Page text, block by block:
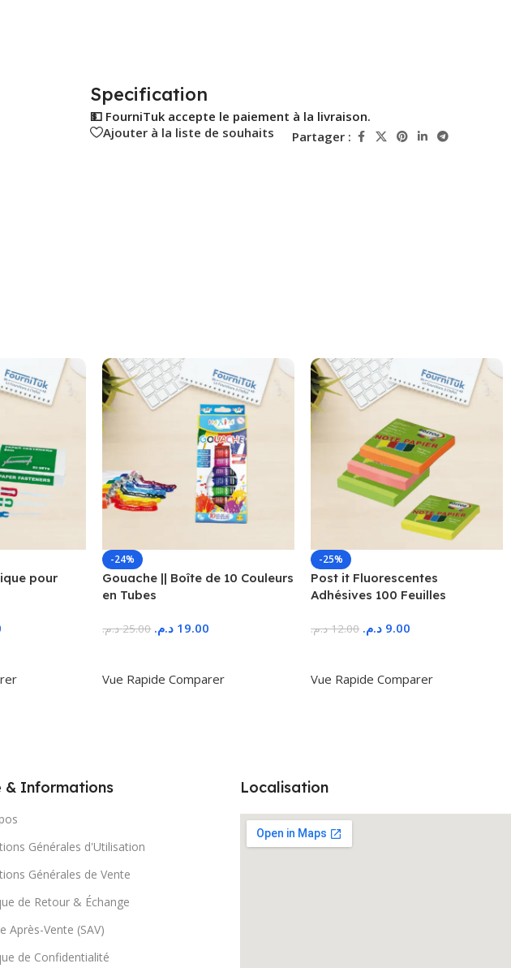
Specification
💵 FourniTuk accepte le paiement à la livraison.
Ajouter à la liste de souhaits
Partager :
pour
-24%
Gouache || Boîte de 10 Couleurs
en Tubes
25.00 د.م. 19.00 د.م.
Vue Rapide Comparer
-25%
Post it Fluorescentes
Adhésives 100 Feuilles
12.00 د.م. 9.00 د.م.
Vue Rapide Comparer
& Informations
Générales d'Utilisation
Générales de Vente
de Retour & Échange
Après-Vente (SAV)
de Confidentialité
Localisation